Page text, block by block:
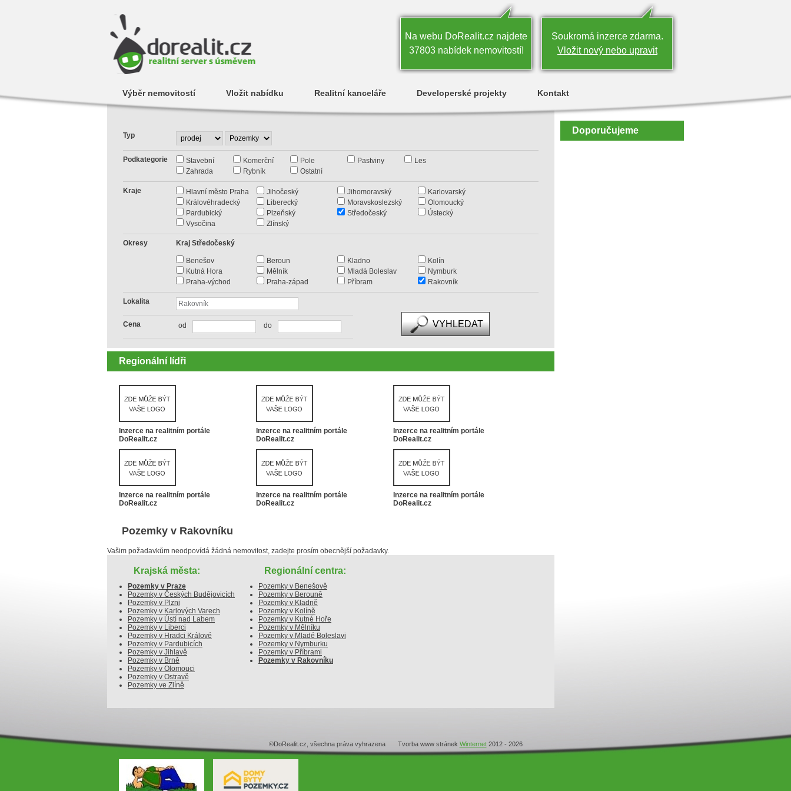
Na webu DoRealit.cz najdete
37803 nabídek nemovitostí!
Soukromá inzerce zdarma.
Vložit nový nebo upravit
Výběr nemovitostí Vložit nabídku Realitní kanceláře Developerské projekty Kontakt
Typ
Podkategorie Stavební Komerční Pole Pastviny
Les
Zahrada
Rybník Ostatní
Kraje Hlavní město Praha Jihočeský Jihomoravský
Karlovarský
Královéhradecký
Liberecký Moravskoslezský
Olomoucký
Pardubický
Plzeňský Středočeský
Ústecký
Vysočina
Zlínský
Okresy Kraj Středočeský
Benešov Beroun Kladno
Kolín
Kutná Hora
Mělník Mladá Boleslav
Nymburk
Praha-východ
Praha-západ Příbram Rakovník
Lokalita
Cena od do
Regionální lídři
Inzerce na realitním portále
DoRealit.cz
Inzerce na realitním portále
DoRealit.cz
Inzerce na realitním portále
DoRealit.cz
Inzerce na realitním portále
DoRealit.cz
Inzerce na realitním portále
DoRealit.cz
Inzerce na realitním portále
DoRealit.cz
Pozemky v Rakovníku
Vašim požadavkům neodpovídá žádná nemovitost, zadejte prosím obecnější požadavky.
Krajská města:
Pozemky v Praze
Pozemky v Českých Budějovicích
Pozemky v Plzni
Pozemky v Karlových Varech
Pozemky v Ústí nad Labem
Pozemky v Liberci
Pozemky v Hradci Králové
Pozemky v Pardubicích
Pozemky v Jihlavě
Pozemky v Brně
Pozemky v Olomouci
Pozemky v Ostravě
Pozemky ve Zlíně
Regionální centra:
Pozemky v Benešově
Pozemky v Berouně
Pozemky v Kladně
Pozemky v Kolíně
Pozemky v Kutné Hoře
Pozemky v Mělníku
Pozemky v Mladé Boleslavi
Pozemky v Nymburku
Pozemky v Příbrami
Pozemky v Rakovníku
Doporučujeme
©DoRealit.cz, všechna práva vyhrazena Tvorba www stránek Winternet2012 - 2026